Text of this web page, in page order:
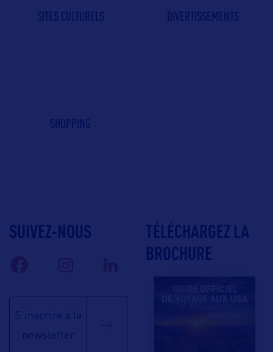
SITES CULTURELS DIVERTISSEMENTS
SHOPPING
SUIVEZ-NOUS
S'inscrire à la
newsletter
TÉLÉCHARGEZ LA
BROCHURE